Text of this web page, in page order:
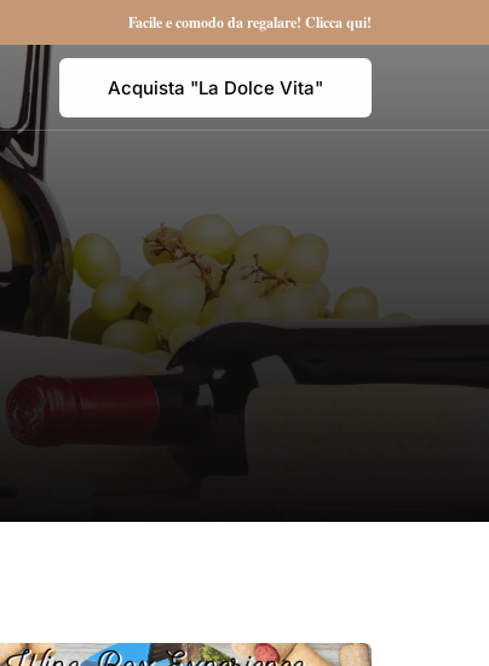
Facile e comodo da regalare! Clicca qui!
Acquista "La Dolce Vita"